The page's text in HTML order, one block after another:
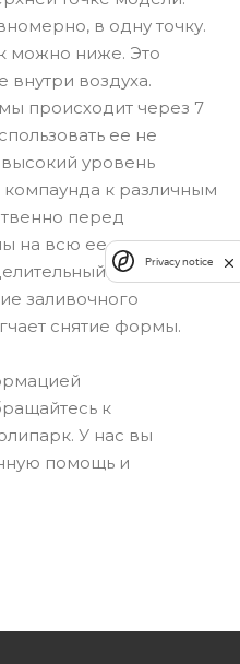
в одну точку.
можно ниже. Это
внутри воздуха.
происходит через 7
ее не
уровень
компаунда к различным
перед
на всю ее
состав. Он
заливочного
снятие формы.
к
У нас вы
помощь и
Privacy notice